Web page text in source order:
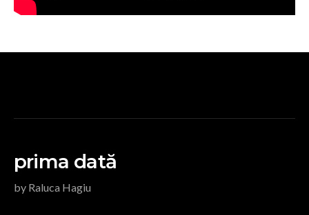
prima dată
by Raluca Hagiu